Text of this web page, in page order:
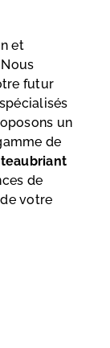
et
futur
un
de
de
votre